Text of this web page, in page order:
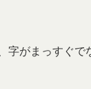
字がまっすぐで